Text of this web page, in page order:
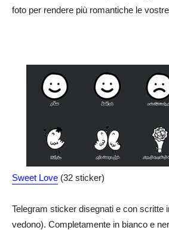
foto per rendere più romantiche le
Sweet Love (32 sticker)
Telegram sticker disegnati e con scritte
vedono). Completamente in bianco e